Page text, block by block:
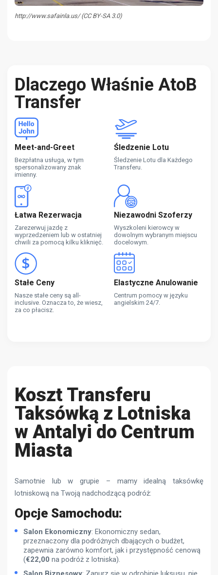
http://www.safainla.us/ (CC BY-SA 3.0)
Dlaczego Właśnie AtoB
Transfer
Meet-and-Greet
Bezpłatna usługa, w tym
spersonalizowany znak
imienny.
Śledzenie Lotu
Śledzenie Lotu dla Każdego
Transferu.
Łatwa Rezerwacja
Zarezerwuj jazdę z
wyprzedzeniem lub w ostatniej
chwili za pomocą kilku kliknięć.
Niezawodni Szoferzy
Wyszkoleni kierowcy w
dowolnym wybranym miejscu
docelowym.
Stałe Ceny
Nasze stałe ceny są all-
inclusive. Oznacza to, że wiesz,
za co płacisz.
Elastyczne Anulowanie
Centrum pomocy w języku
angielskim 24/7.
Koszt Transferu
Taksówką z Lotniska
w Antalyi do Centrum
Miasta
Samotnie lub w grupie – mamy idealną taksówkę
lotniskową na Twoją nadchodzącą podróż:
Opcje Samochodu:
Salon Ekonomiczny: Ekonomiczny sedan,
przeznaczony dla podróżnych dbających o budżet,
zapewnia zarówno komfort, jak i przystępność cenową
(€22,00 na podróż z lotniska).